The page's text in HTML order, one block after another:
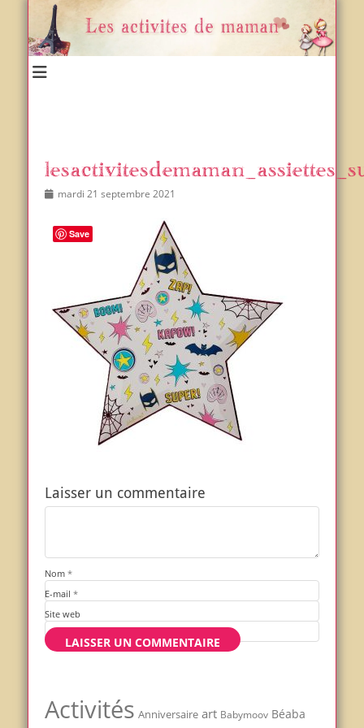
Postedmardi 21 septembre 2021
Laisser un commentaire
Nom *
E-mail *
Site web
Activités Anniversaire art Babymoov Béaba
Save